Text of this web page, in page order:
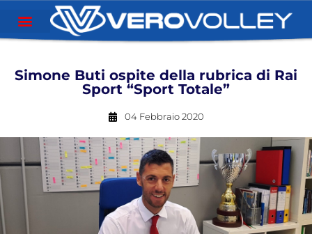
Simone Buti ospite della rubrica di Rai
Sport “Sport Totale”
04 Febbraio 2020